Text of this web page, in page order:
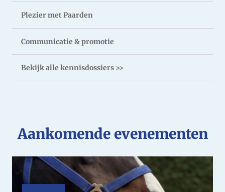
Plezier met Paarden
Communicatie & promotie
Bekijk alle kennisdossiers >>
Aankomende evenementen